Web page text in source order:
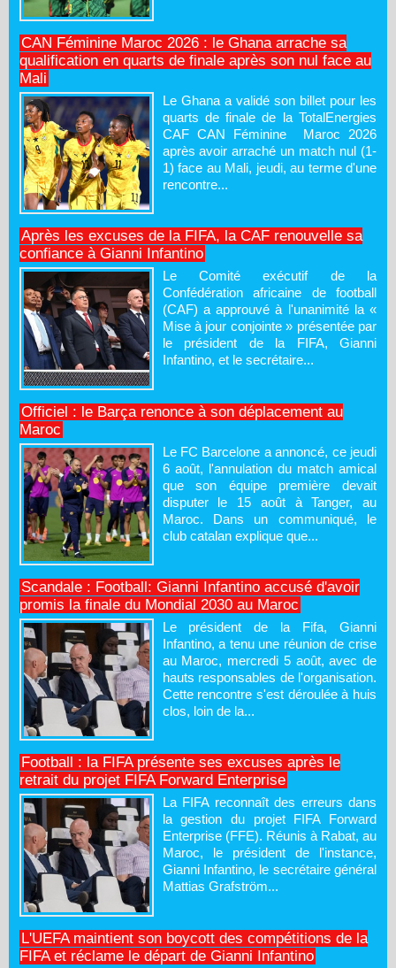
CAN Féminine Maroc 2026 : le Ghana arrache sa
qualification en quarts de finale après son nul face au
Mali
Le Ghana a validé son billet pour les
quarts de finale de la TotalEnergies
CAF CAN Féminine Maroc 2026
après avoir arraché un match nul (1-
1) face au Mali, jeudi, au terme d'une
rencontre...
Après les excuses de la FIFA, la CAF renouvelle sa
confiance à Gianni Infantino
Le Comité exécutif de la
Confédération africaine de football
(CAF) a approuvé à l'unanimité la «
Mise à jour conjointe » présentée par
le président de la FIFA, Gianni
Infantino, et le secrétaire...
Officiel : le Barça renonce à son déplacement au
Maroc
Le FC Barcelone a annoncé, ce jeudi
6 août, l'annulation du match amical
que son équipe première devait
disputer le 15 août à Tanger, au
Maroc. Dans un communiqué, le
club catalan explique que...
Scandale : Football: Gianni Infantino accusé d'avoir
promis la finale du Mondial 2030 au Maroc
Le président de la Fifa, Gianni
Infantino, a tenu une réunion de crise
au Maroc, mercredi 5 août, avec de
hauts responsables de l'organisation.
Cette rencontre s'est déroulée à huis
clos, loin de la...
Football : la FIFA présente ses excuses après le
retrait du projet FIFA Forward Enterprise
La FIFA reconnaît des erreurs dans
la gestion du projet FIFA Forward
Enterprise (FFE). Réunis à Rabat, au
Maroc, le président de l'instance,
Gianni Infantino, le secrétaire général
Mattias Grafström...
L'UEFA maintient son boycott des compétitions de la
FIFA et réclame le départ de Gianni Infantino